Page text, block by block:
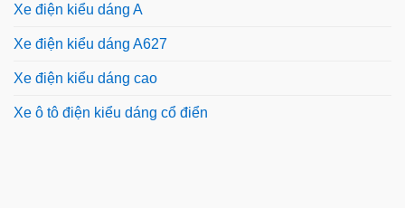
Xe điện kiểu dáng A
Xe điện kiểu dáng A627
Xe điện kiểu dáng cao
Xe ô tô điện kiểu dáng cổ điển